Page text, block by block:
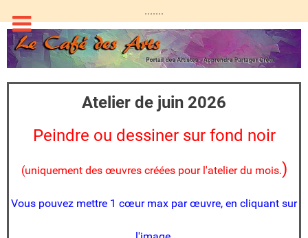
.......
Atelier de juin 2026
Peindre ou dessiner sur fond noir
(uniquement des œuvres créées pour l'atelier du mois.)
Vous pouvez mettre 1 cœur max par œuvre, en cliquant sur